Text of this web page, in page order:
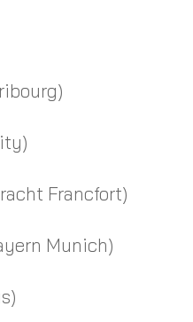
Francfort)
Munich)